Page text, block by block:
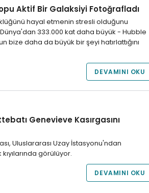
Aktif Bir Galaksiyi Fotoğrafladı
hayal etmenin stresli olduğunu
333.000 kat daha büyük - Hubble
bize daha da büyük bir şeyi hatırlattığını
DEVAMINI OKU
Genevieve Kasırgasını
Uluslararası Uzay İstasyonu'ndan
görülüyor.
DEVAMINI OKU